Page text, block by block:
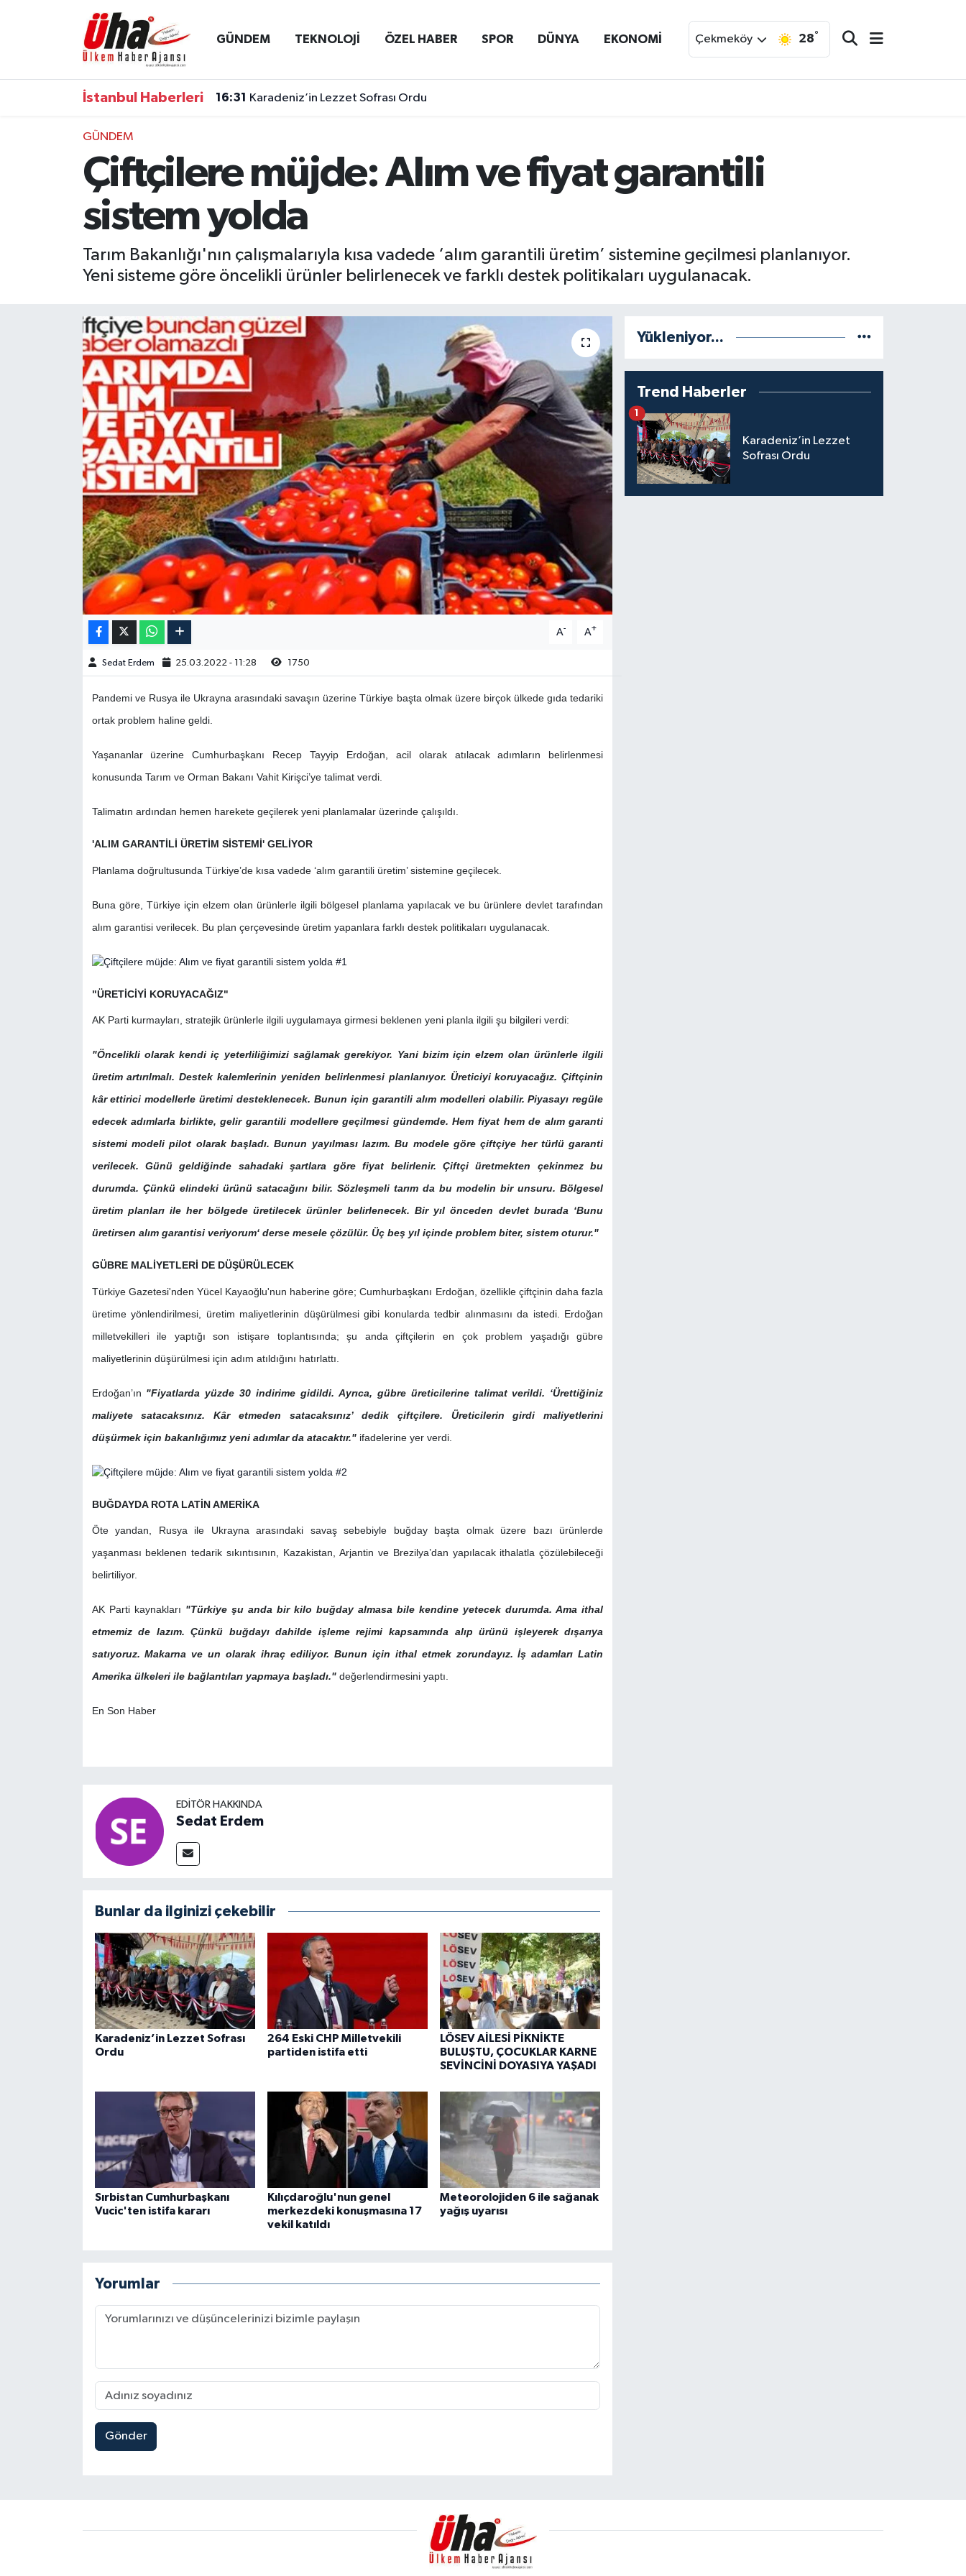
GÜNDEM TEKNOLOJİ ÖZEL HABER SPOR DÜNYA EKONOMİ Çekmeköy 28°
İstanbul Haberleri 16:31 Karadeniz’in Lezzet Sofrası Ordu
GÜNDEM
Çiftçilere müjde: Alım ve fiyat garantili
sistem yolda
Tarım Bakanlığı'nın çalışmalarıyla kısa vadede ‘alım garantili üretim’ sistemine geçilmesi planlanıyor.
Yeni sisteme göre öncelikli ürünler belirlenecek ve farklı destek politikaları uygulanacak.
A- A+
Sedat Erdem 25.03.2022 - 11:28 1750
Pandemi ve Rusya ile Ukrayna arasındaki savaşın üzerine Türkiye başta olmak üzere birçok ülkede gıda tedariki
ortak problem haline geldi.
Yaşananlar üzerine Cumhurbaşkanı Recep Tayyip Erdoğan, acil olarak atılacak adımların belirlenmesi
konusunda Tarım ve Orman Bakanı Vahit Kirişci’ye talimat verdi.
Talimatın ardından hemen harekete geçilerek yeni planlamalar üzerinde çalışıldı.
'ALIM GARANTİLİ ÜRETİM SİSTEMİ' GELİYOR
Planlama doğrultusunda Türkiye’de kısa vadede ‘alım garantili üretim’ sistemine geçilecek.
Buna göre, Türkiye için elzem olan ürünlerle ilgili bölgesel planlama yapılacak ve bu ürünlere devlet tarafından
alım garantisi verilecek. Bu plan çerçevesinde üretim yapanlara farklı destek politikaları uygulanacak.
"ÜRETİCİYİ KORUYACAĞIZ"
AK Parti kurmayları, stratejik ürünlerle ilgili uygulamaya girmesi beklenen yeni planla ilgili şu bilgileri verdi:
"Öncelikli olarak kendi iç yeterliliğimizi sağlamak gerekiyor. Yani bizim için elzem olan ürünlerle ilgili
üretim artırılmalı. Destek kalemlerinin yeniden belirlenmesi planlanıyor. Üreticiyi koruyacağız. Çiftçinin
kâr ettirici modellerle üretimi desteklenecek. Bunun için garantili alım modelleri olabilir. Piyasayı regüle
edecek adımlarla birlikte, gelir garantili modellere geçilmesi gündemde. Hem fiyat hem de alım garanti
sistemi modeli pilot olarak başladı. Bunun yayılması lazım. Bu modele göre çiftçiye her türlü garanti
verilecek. Günü geldiğinde sahadaki şartlara göre fiyat belirlenir. Çiftçi üretmekten çekinmez bu
durumda. Çünkü elindeki ürünü satacağını bilir. Sözleşmeli tarım da bu modelin bir unsuru. Bölgesel
üretim planları ile her bölgede üretilecek ürünler belirlenecek. Bir yıl önceden devlet burada ‘Bunu
üretirsen alım garantisi veriyorum‘ derse mesele çözülür. Üç beş yıl içinde problem biter, sistem oturur."
GÜBRE MALİYETLERİ DE DÜŞÜRÜLECEK
Türkiye Gazetesi'nden Yücel Kayaoğlu'nun haberine göre; Cumhurbaşkanı Erdoğan, özellikle çiftçinin daha fazla
üretime yönlendirilmesi, üretim maliyetlerinin düşürülmesi gibi konularda tedbir alınmasını da istedi. Erdoğan
milletvekilleri ile yaptığı son istişare toplantısında; şu anda çiftçilerin en çok problem yaşadığı gübre
maliyetlerinin düşürülmesi için adım atıldığını hatırlattı.
Erdoğan’ın "Fiyatlarda yüzde 30 indirime gidildi. Ayrıca, gübre üreticilerine talimat verildi. ‘Ürettiğiniz
maliyete satacaksınız. Kâr etmeden satacaksınız’ dedik çiftçilere. Üreticilerin girdi maliyetlerini
düşürmek için bakanlığımız yeni adımlar da atacaktır."ifadelerine yer verdi.
BUĞDAYDA ROTA LATİN AMERİKA
Öte yandan, Rusya ile Ukrayna arasındaki savaş sebebiyle buğday başta olmak üzere bazı ürünlerde
yaşanması beklenen tedarik sıkıntısının, Kazakistan, Arjantin ve Brezilya’dan yapılacak ithalatla çözülebileceği
belirtiliyor.
AK Parti kaynakları "Türkiye şu anda bir kilo buğday almasa bile kendine yetecek durumda. Ama ithal
etmemiz de lazım. Çünkü buğdayı dahilde işleme rejimi kapsamında alıp ürünü işleyerek dışarıya
satıyoruz. Makarna ve un olarak ihraç ediliyor. Bunun için ithal etmek zorundayız. İş adamları Latin
Amerika ülkeleri ile bağlantıları yapmaya başladı." değerlendirmesini yaptı.
En Son Haber
EDITÖR HAKKINDA
Sedat Erdem
Bunlar da ilginizi çekebilir
Karadeniz’in Lezzet Sofrası
Ordu
264 Eski CHP Milletvekili
partiden istifa etti
LÖSEV AİLESİ PİKNİKTE
BULUŞTU, ÇOCUKLAR KARNE
SEVİNCİNİ DOYASIYA YAŞADI
Sırbistan Cumhurbaşkanı
Vucic'ten istifa kararı
Kılıçdaroğlu'nun genel
merkezdeki konuşmasına 17
vekil katıldı
Meteorolojiden 6 ile sağanak
yağış uyarısı
Yorumlar
Gönder
Yükleniyor...
Trend Haberler
Karadeniz’in Lezzet
Sofrası Ordu
1
İstanbul Nöbetçi Eczaneler
İstanbul Hava Durumu
İstanbul Namaz Vakitleri
İstanbul Trafik Yoğunluk Haritası
Süper Lig Puan Durumu ve Fikstür
Son Dakika Haberleri